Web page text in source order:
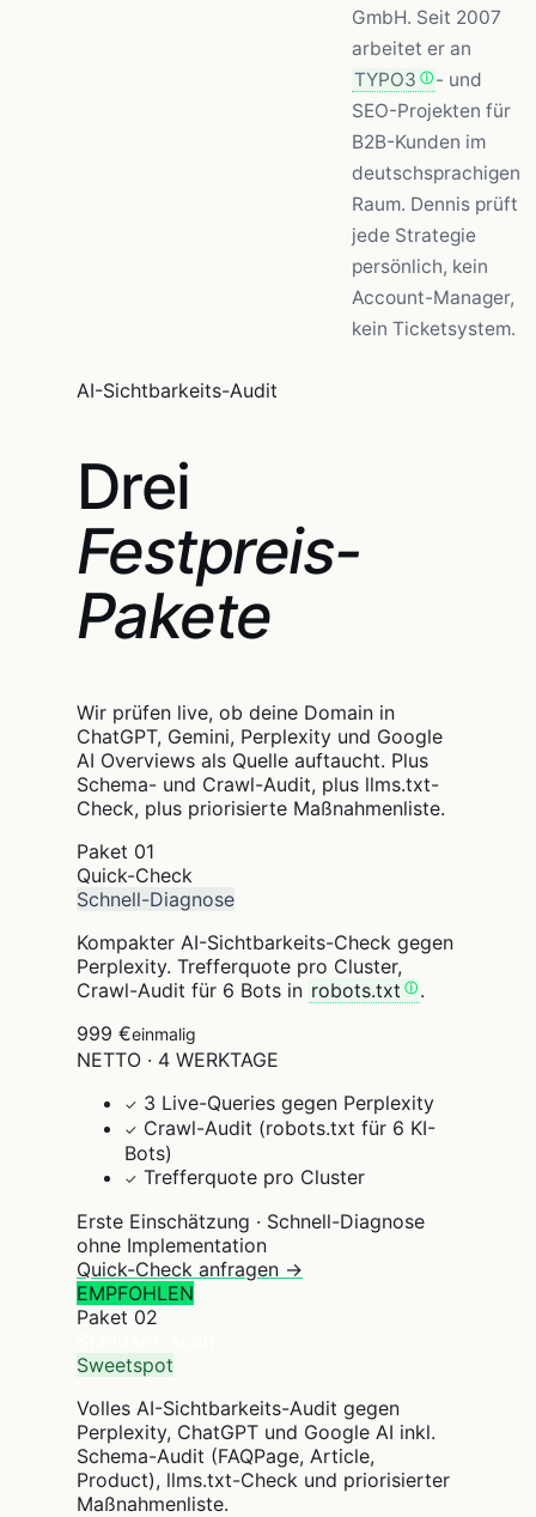
GmbH. Seit 2007
arbeitet er an
TYPO3
- und
SEO-Projekten für
B2B-Kunden im
deutschsprachigen
Raum. Dennis prüft
jede Strategie
persönlich, kein
Account-Manager,
kein Ticketsystem.
AI-Sichtbarkeits-Audit
Drei
Festpreis-
Pakete
Wir prüfen live, ob deine Domain in
ChatGPT, Gemini, Perplexity und Google
AI Overviews als Quelle auftaucht. Plus
Schema- und Crawl-Audit, plus llms.txt-
Check, plus priorisierte Maßnahmenliste.
Paket 01
Quick-Check
Schnell-Diagnose
Kompakter AI-Sichtbarkeits-Check gegen
Perplexity. Trefferquote pro Cluster,
Crawl-Audit für 6 Bots in robots.txt
.
999 €einmalig
NETTO · 4 WERKTAGE
✓ 3 Live-Queries gegen Perplexity
✓ Crawl-Audit (robots.txt für 6 KI-
Bots)
✓ Trefferquote pro Cluster
Erste Einschätzung · Schnell-Diagnose
ohne Implementation
Quick-Check anfragen →
EMPFOHLEN
Paket 02
Sweetspot
Volles AI-Sichtbarkeits-Audit gegen
Perplexity, ChatGPT und Google AI inkl.
Schema-Audit (FAQPage, Article,
Product), llms.txt-Check und priorisierter
Maßnahmenliste.